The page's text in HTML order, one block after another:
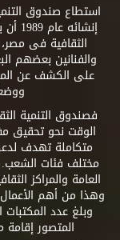
استطاع صندوق
الثقافية فى
والفنانين بعضهم
على الكشف عن
فصندوق التنمية
الوقت نحو تحقيق
متكاملة تهدف
مختلف فئات
العامة والمراكز
وهذا من أهم
وبلغ عدد
المتصور إقامة